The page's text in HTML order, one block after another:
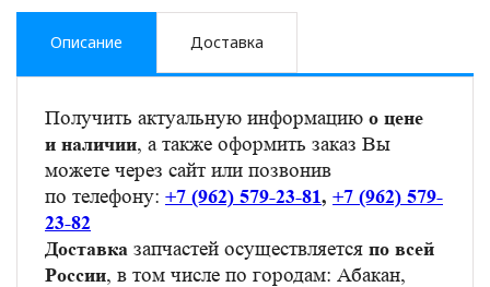
Описание Доставка
Получить актуальную информацию о цене
и наличии, а также оформить заказ Вы
можете через сайт или позвонив
по телефону: +7 (962) 579-23-81, +7 (962) 579-
23-82
Доставка запчастей осуществляется по всей
России, в том числе по городам: Абакан,